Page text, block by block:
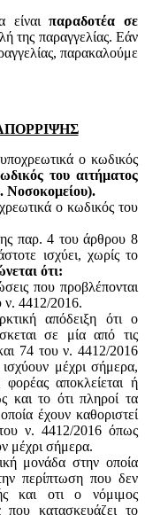
είναιπαραδοτέα σε
της παραγγελίας. Εάν
παρακαλούμε
ο κωδικός
του αιτήματος
Νοσοκομείου).
ο κωδικός του
παρ. 4 του άρθρου 8
ισχύει, χωρίς το
ότι:
που προβλέπονται
ν. 4412/2016.
απόδειξη ότι ο
σε μία από τις
74 του ν. 4412/2016
μέχρι σήμερα,
φορέας αποκλείεται ή
και το ότι πληροί τα
έχουν καθοριστεί
ν. 4412/2016 όπως
μέχρι σήμερα.
μονάδα στην οποία
περίπτωση που δεν
και oτι ο νόμιμος
που κατασκευάζει το